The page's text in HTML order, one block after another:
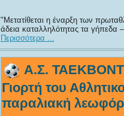
Μετατίθεται η έναρξη των
άδεια καταλληλότητας τα
Περισσότερα ...
Α.Σ.
Γιορτή του
παραλιακή